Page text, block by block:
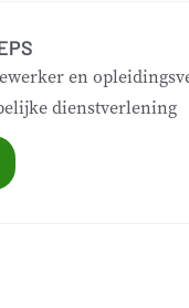
en
dienstverlening